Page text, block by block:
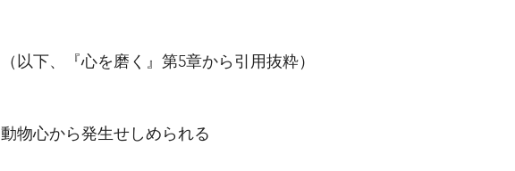
（以下、『心を磨く』第5章から引用抜粋）
動物心から発生せしめられる